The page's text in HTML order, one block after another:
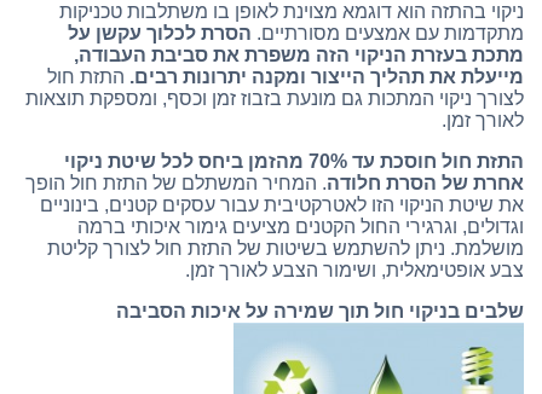
ניקוי בהתזה הוא דוגמא מצוינת לאופן בו משתלבות טכניקות
מתקדמות עם אמצעים מסורתיים. הסרת לכלוך עקשן על
מתכת בעזרת הניקוי הזה משפרת את סביבת העבודה,
מייעלת את תהליך הייצור ומקנה יתרונות רבים. התזת חול
לצורך ניקוי המתכות גם מונעת בזבוז זמן וכסף, ומספקת תוצאות
לאורך זמן.
התזת חול חוסכת עד 70% מהזמן ביחס לכל שיטת ניקוי
אחרת של הסרת חלודה. המחיר המשתלם של התזת חול הופך
את שיטת הניקוי הזו לאטרקטיבית עבור עסקים קטנים, בינוניים
וגדולים, וגרגירי החול הקטנים מציעים גימור איכותי ברמה
מושלמת. ניתן להשתמש בשיטות של התזת חול לצורך קליטת
צבע אופטימאלית, ושימור הצבע לאורך זמן.
שלבים בניקוי חול תוך שמירה על איכות הסביבה